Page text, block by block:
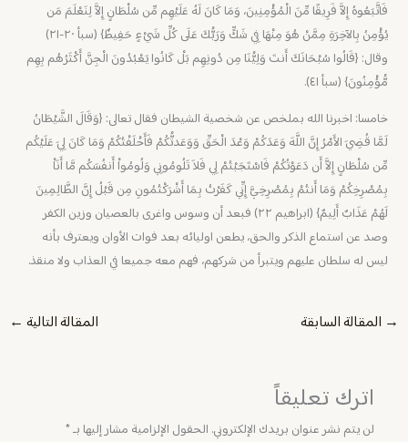
فَاتَّبَعُوهُ إِلاَّ فَرِيقًا مِّنَ الْمُؤْمِنِينَ، وَمَا كَانَ لَهُ عَلَيْهِم مِّن سُلْطَانٍ إِلاَّ لِنَعْلَمَ مَن
يُؤْمِنُ بِالآخِرَةِ مِمَّنْ هُوَ مِنْهَا فِي شَكٍّ وَرَبُّكَ عَلَى كُلِّ شَيْءٍ حَفِيظٌ} (سبأ ٢٠-٢١)
وقال: {قَالُوا سُبْحَانَكَ أَنتَ وَلِيُّنَا مِن دُونِهِم بَلْ كَانُوا يَعْبُدُونَ الْجِنَّ أَكْثَرُهُم بِهِم
مُّؤْمِنُونَ} (سبأ ٤١).
خامسا: اخبرنا الله بملخص عن شخصية الشيطان فقال تعالى: {وَقَالَ الشَّيْطَانُ
لَمَّا قُضِيَ الأَمْرُ إِنَّ اللَّهَ وَعَدَكُمْ وَعْدَ الْحَقِّ وَوَعَدتُّكُمْ فَأَخْلَفْتُكُمْ وَمَا كَانَ لِيَ عَلَيْكُم
مِّن سُلْطَانٍ إِلاَّ أَن دَعَوْتُكُمْ فَاسْتَجَبْتُمْ لِي فَلاَ تَلُومُونِي وَلُومُواْ أَنفُسَكُم مَّا أَنَاْ
بِمُصْرِخِكُمْ وَمَا أَنتُمْ بِمُصْرِخِيَّ إِنِّي كَفَرْتُ بِمَا أَشْرَكْتُمُونِ مِن قَبْلُ إِنَّ الظَّالِمِينَ
لَهُمْ عَذَابٌ أَلِيمٌ} (ابراهيم ٢٢) فبعد أن وسوس واغرى بالعصيان وزين الكفر
وصد عن استماع الذكر والحق، يطعن اوليائه بعد فوات الأوان ويعترف بأنه
ليس له سلطان عليهم ويتبرأ من شركهم، فهم معه جميعا في العذاب ولا منقذ.
→ المقالة السابقة المقالة التالية ←
اترك تعليقاً
لن يتم نشر عنوان بريدك الإلكتروني. الحقول الإلزامية مشار إليها بـ*